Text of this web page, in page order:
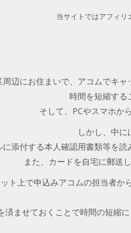
当サイトではアフィリ
辺にお住まいで、アコムでキ
時間を短縮する
そして、PCやスマホか
しかし、中に
添付する本人確認用書類等を
また、カードを自宅に郵送
ト上で申込みアコムの担当者か
済ませておくことで時間の短縮